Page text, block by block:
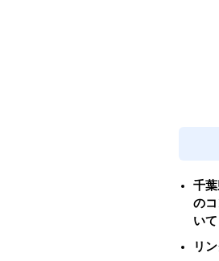
千
の
いて
リ